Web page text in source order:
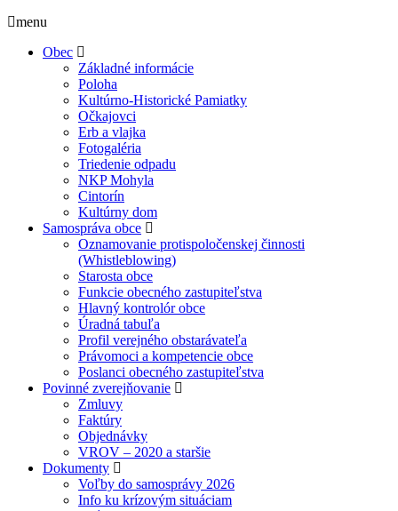
menu
Obec
Základné informácie
Poloha
Kultúrno-Historické Pamiatky
Očkajovci
Erb a vlajka
Fotogaléria
Triedenie odpadu
NKP Mohyla
Cintorín
Kultúrny dom
Samospráva obce
Oznamovanie protispoločenskej činnosti
(Whistleblowing)
Starosta obce
Funkcie obecného zastupiteľstva
Hlavný kontrolór obce
Úradná tabuľa
Profil verejného obstarávateľa
Právomoci a kompetencie obce
Poslanci obecného zastupiteľstva
Povinné zverejňovanie
Zmluvy
Faktúry
Objednávky
VROV – 2020 a staršie
Dokumenty
Voľby do samosprávy 2026
Info ku krízovým situáciam